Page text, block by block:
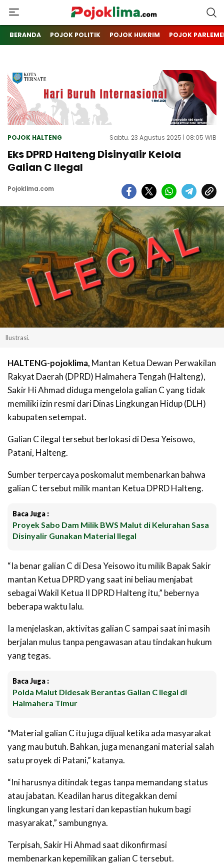
pojoklima.com
Mojokin
BERANDA POJOK POLITIK POJOK HUKRIM POJOK
POJOK HALTENG Sabtu. 23 Agustus 2025 | 08:05 WIB
Eks DPRD Halteng Disinyalir Kelola
Galian C Ilegal
Pojoklima.com
Ilustrasi.
HALTENG-pojoklima, Mantan Ketua Dewan Perwakilan
Rakyat Daerah (DPRD) Halmahera Tengah (Halteng),
Sakir Hi Ahmad diduga mengelola galian C yang tidak
memiliki izin resmi dari Dinas Lingkungan Hidup (DLH)
kabupaten setempat.
Galian C ilegal tersebut berlokasi di Desa Yeisowo,
Patani, Halteng.
Sumber terpercaya poskomalut membenarkan bahwa
galian C tersebut milik mantan Ketua DPRD Halteng.
Baca Juga :
Proyek Sabo Dam Milik BWS Malut di Kelurahan Sasa
Disinyalir Gunakan Material Ilegal
“Ia benar galian C di Desa Yeisowo itu milik Bapak Sakir
mantan Ketua DPRD yang saat ini beliau menjabat
sebagai Wakil Ketua II DPRD Halteng itu,” bebernya
beberapa waktu lalu.
Ia menjelaskan, aktivitas galian C sampai saat ini masih
berjalan mulus tanpa pengawasan atau tindakan hukum
yang tegas.
Baca Juga :
Polda Malut Didesak Berantas Galian C Ilegal di
Halmahera Timur
“Material galian C itu juga dijual ketika ada masyarakat
yang mau butuh. Bahkan, juga menangani material salah
satu proyek di Patani,” katanya.
“Ini harusnya ditindak tegas tanpa memandang status
atau jabatan. Keadilan harus ditegakkan demi
lingkungan yang lestari dan kepastian hukum bagi
masyarakat,” sambungnya.
Terpisah, Sakir Hi Ahmad saat dikonfirmasi
membenarkan kepemilikan galian C tersebut.